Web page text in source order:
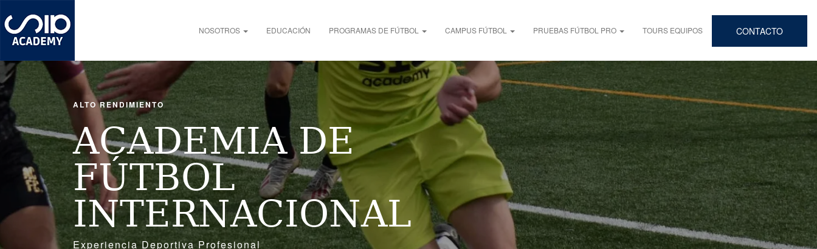
al
contenido
principal
Main navigation
NOSOTROS EDUCACIÓN PROGRAMAS DE FÚTBOL CAMPUS FÚTBOL PRUEBAS FÚTBOL PRO TOURS EQUIPOS CONTACTO
ALTO RENDIMIENTO
ACADEMIA DE
FÚTBOL
INTERNACIONAL
Experiencia Deportiva Profesional